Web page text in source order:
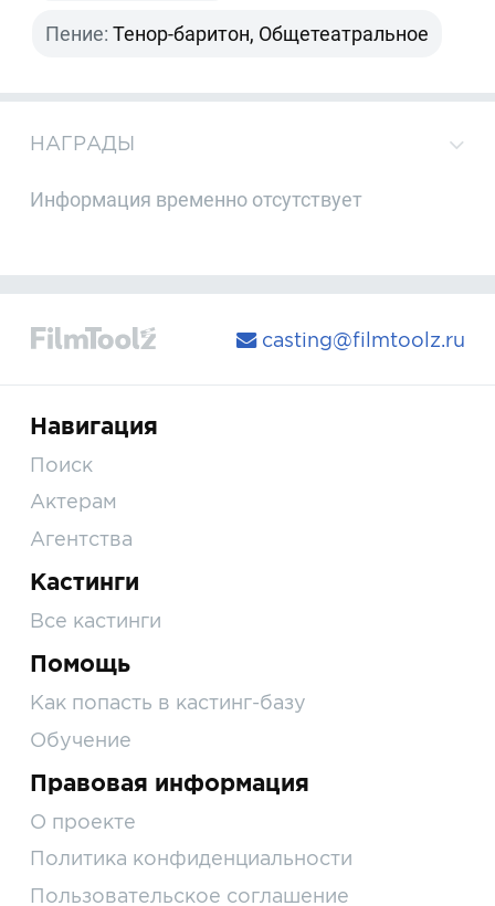
Пение: Тенор-баритон, Общетеатральное
НАГРАДЫ
Информация временно отсутствует
casting@filmtoolz.ru
Навигация
Поиск
Актерам
Агентства
Кастинги
Все кастинги
Помощь
Как попасть в кастинг-базу
Обучение
Правовая информация
О проекте
Политика конфиденциальности
Пользовательское соглашение